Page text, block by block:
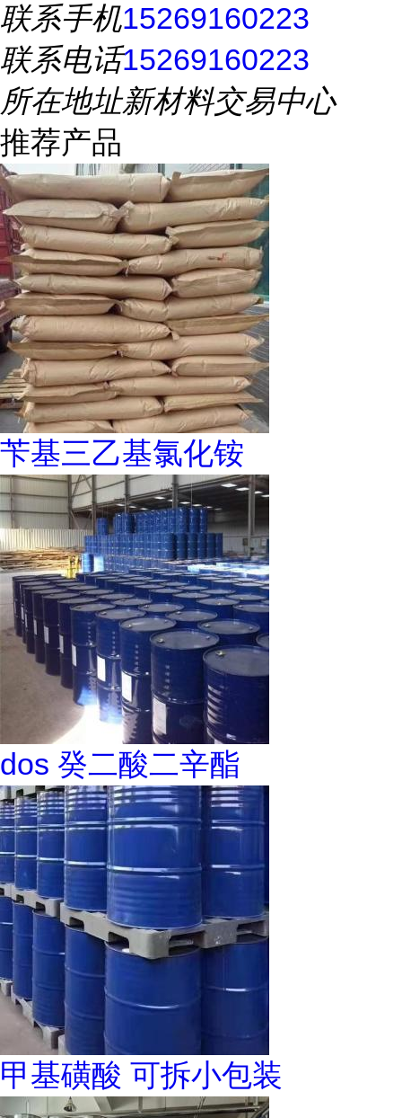
联系手机15269160223
联系电话15269160223
所在地址新材料交易中心
推荐产品
苄基三乙基氯化铵
dos 癸二酸二辛酯
甲基磺酸 可拆小包装